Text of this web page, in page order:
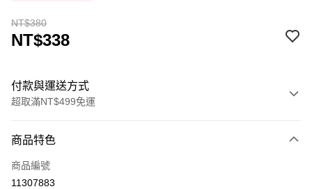
NT$380
NT$338
付款與運送方式
超取滿NT$499免運
icash Pay
信用卡一次付款
商品特色
商品編號
11307883